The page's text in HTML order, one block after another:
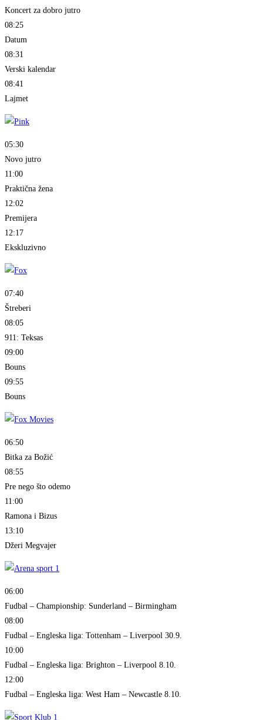
Koncert za dobro jutro
08:25
Datum
08:31
Verski kalendar
08:41
Lajmet
05:30
Novo jutro
11:00
Praktična žena
12:02
Premijera
12:17
Ekskluzivno
07:40
Štreberi
08:05
911: Teksas
09:00
Bouns
09:55
Bouns
06:50
Bitka za Božić
08:55
Pre nego što odemo
11:00
Ramona i Bizus
13:10
Džeri Megvajer
06:00
Fudbal – Championship: Sunderland – Birmingham
08:00
Fudbal – Engleska liga: Tottenham – Liverpool 30.9.
10:00
Fudbal – Engleska liga: Brighton – Liverpool 8.10.
12:00
Fudbal – Engleska liga: West Ham – Newcastle 8.10.